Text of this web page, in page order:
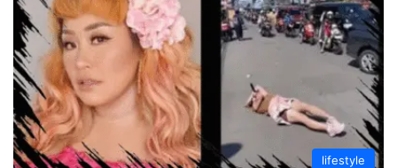
lifestyle